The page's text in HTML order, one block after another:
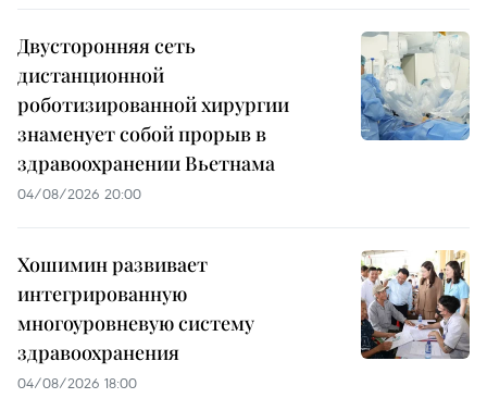
Двусторонняя сеть
дистанционной
роботизированной хирургии
знаменует собой прорыв в
здравоохранении Вьетнама
04/08/2026 20:00
Хошимин развивает
интегрированную
многоуровневую систему
здравоохранения
04/08/2026 18:00